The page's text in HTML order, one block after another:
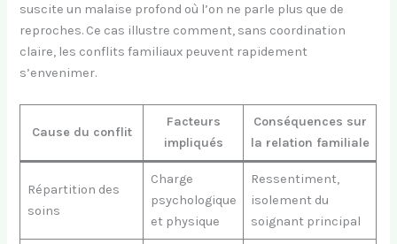
suscite un malaise profond où l’on ne parle plus que de
reproches. Ce cas illustre comment, sans coordination
claire, les conflits familiaux peuvent rapidement
s’envenimer.
Cause du conflit
Facteurs
impliqués
Conséquences sur
la relation familiale
Répartition des
soins
Charge
psychologique
et physique
Ressentiment,
isolement du
soignant principal